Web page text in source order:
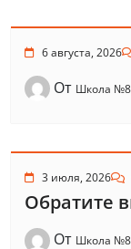
6 августа, 2026
От Школа
3 июля, 2026
Обратите
От Школа